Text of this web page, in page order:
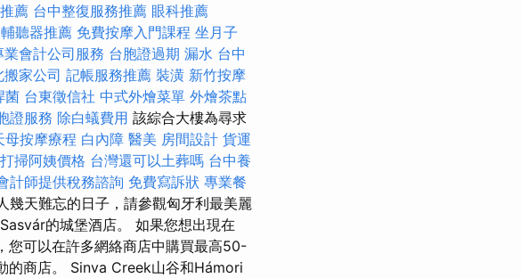
薦 台中整復服務推薦 眼科推薦
輔聽器推薦 免費按摩入門課程 坐月子
業會計公司服務 台胞證過期 漏水 台中
搬家公司 記帳服務推薦 裝潢 新竹按摩
菌 台東徵信社 中式外燴菜單 外燴茶點
證服務 除白蟻費用 該綜合大樓為尋求
母按摩療程 白內障 醫美 房間設計 貨運
打掃阿姨價格 台灣還可以土葬嗎 台中養
計師提供稅務諮詢 免費寫訴狀 專業餐
幾天難忘的日子，請參觀匈牙利最美麗
的城堡酒店。 如果您想出現在
您可以在許多網絡商店中購買最高50-
的商店。 Sinva Creek山谷和Hámori